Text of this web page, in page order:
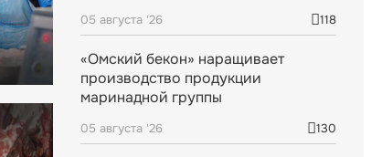
05 августа '26 118
«Омский бекон» наращивает
производство продукции
маринадной группы
05 августа '26 130